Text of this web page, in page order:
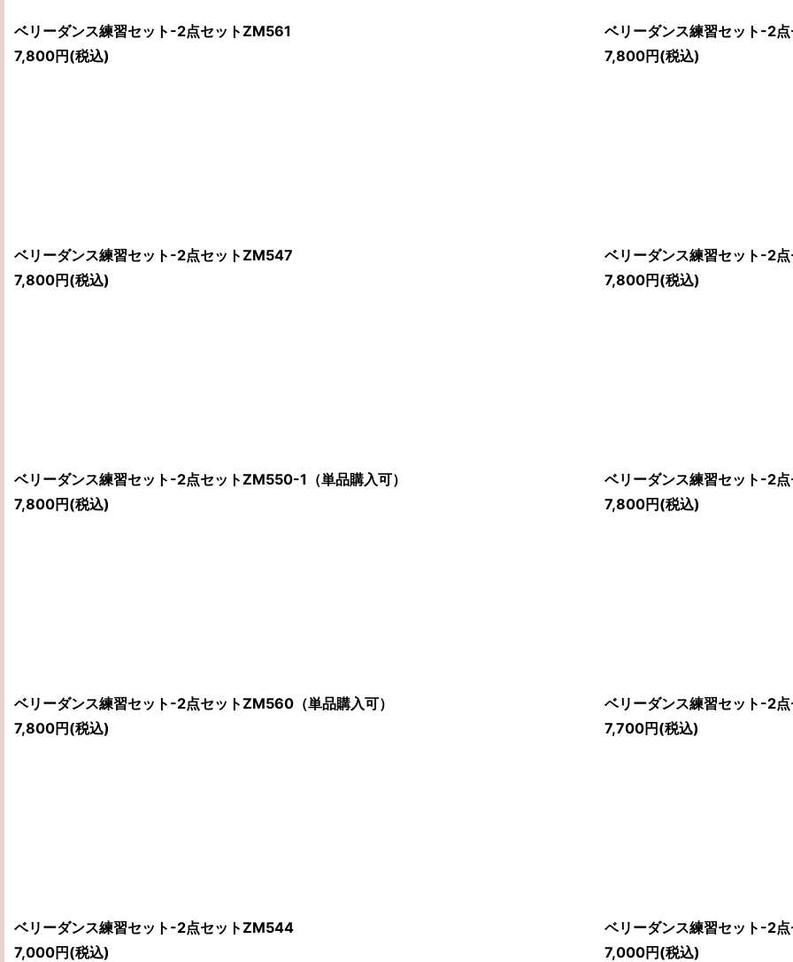
ベリーダンス練習セット-2点セットZM561
7,800円 (税込)
ベリーダンス練習セット-2
7,800円 (税込)
ベリーダンス練習セット-2点セットZM547
7,800円 (税込)
ベリーダンス練習セット-2
7,800円 (税込)
ベリーダンス練習セット-2点セットZM550-1（単品購入可）
7,800円 (税込)
ベリーダンス練習セット-2
7,800円 (税込)
ベリーダンス練習セット-2点セットZM560（単品購入可）
7,800円 (税込)
ベリーダンス練習セット-2
7,700円 (税込)
ベリーダンス練習セット-2点セットZM544
7,000円 (税込)
ベリーダンス練習セット-2
7,000円 (税込)